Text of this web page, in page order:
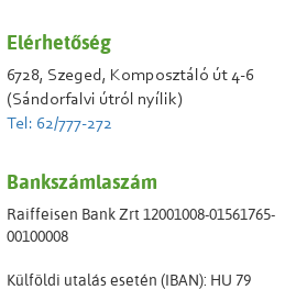
Elérhetőség
6728, Szeged, Komposztáló út 4-6
(Sándorfalvi útról nyílik)
Tel: 62/777-272
Bankszámlaszám
Raiffeisen Bank Zrt 12001008-01561765-
00100008
Külföldi utalás esetén (IBAN): HU 79